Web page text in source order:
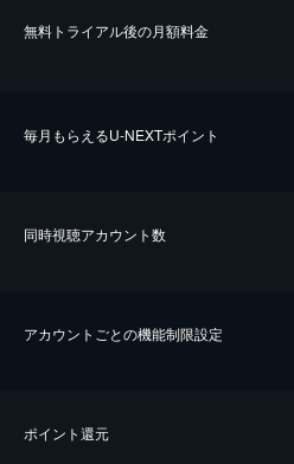
無料トライアル後の⽉額料金
毎⽉もらえるU-NEXTポイント
同時視聴アカウント数
アカウントごとの機能制限設定
ポイント還元